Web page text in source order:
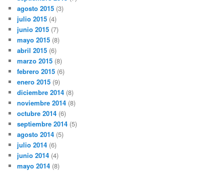
agosto 2015 (3)
julio 2015 (4)
junio 2015 (7)
mayo 2015 (8)
abril 2015 (6)
marzo 2015 (8)
febrero 2015 (6)
enero 2015 (9)
diciembre 2014 (8)
noviembre 2014 (8)
octubre 2014 (6)
septiembre 2014 (5)
agosto 2014 (5)
julio 2014 (6)
junio 2014 (4)
mayo 2014 (8)